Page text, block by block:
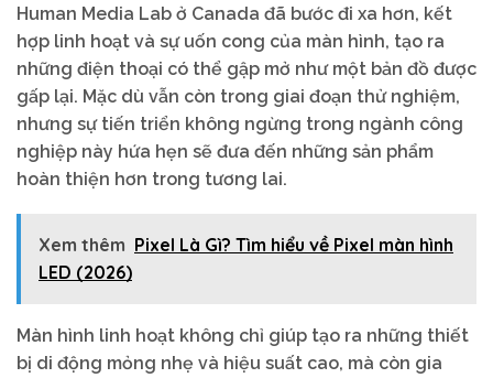
Human Media Lab ở Canada đã bước đi xa hơn, kết
hợp linh hoạt và sự uốn cong của màn hình, tạo ra
những điện thoại có thể gập mở như một bản đồ được
gấp lại. Mặc dù vẫn còn trong giai đoạn thử nghiệm,
nhưng sự tiến triển không ngừng trong ngành công
nghiệp này hứa hẹn sẽ đưa đến những sản phẩm
hoàn thiện hơn trong tương lai.
Xem thêm Pixel Là Gì? Tìm hiểu về Pixel màn hình
LED (2026)
Màn hình linh hoạt không chỉ giúp tạo ra những thiết
bị di động mỏng nhẹ và hiệu suất cao, mà còn gia